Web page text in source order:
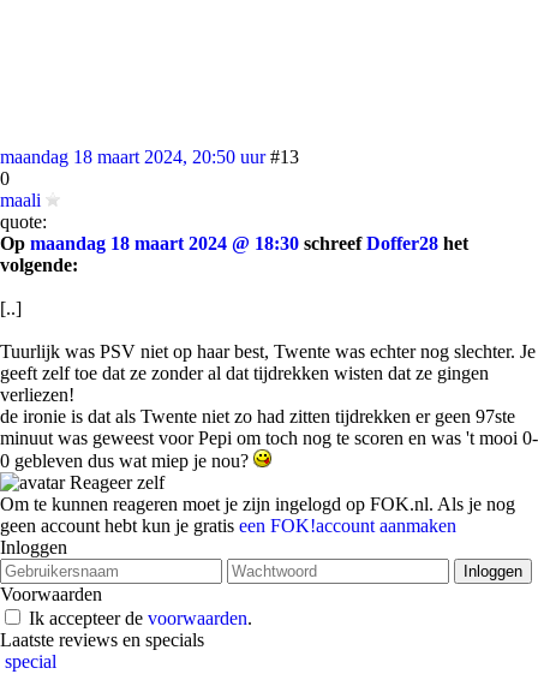
maandag 18 maart 2024, 20:50 uur #13
0
maali
quote:
Op maandag 18 maart 2024 @ 18:30 schreefDoffer28 het
volgende:
[..]
Tuurlijk was PSV niet op haar best, Twente was echter nog slechter. Je
geeft zelf toe dat ze zonder al dat tijdrekken wisten dat ze gingen
verliezen!
de ironie is dat als Twente niet zo had zitten tijdrekken er geen 97ste
minuut was geweest voor Pepi om toch nog te scoren en was 't mooi 0-
0 gebleven dus wat miep je nou?
Reageer zelf
Om te kunnen reageren moet je zijn ingelogd op FOK.nl. Als je nog
geen account hebt kun je gratis een FOK!account aanmaken
Inloggen
Voorwaarden
Ik accepteer de voorwaarden.
Laatste reviews en specials
special